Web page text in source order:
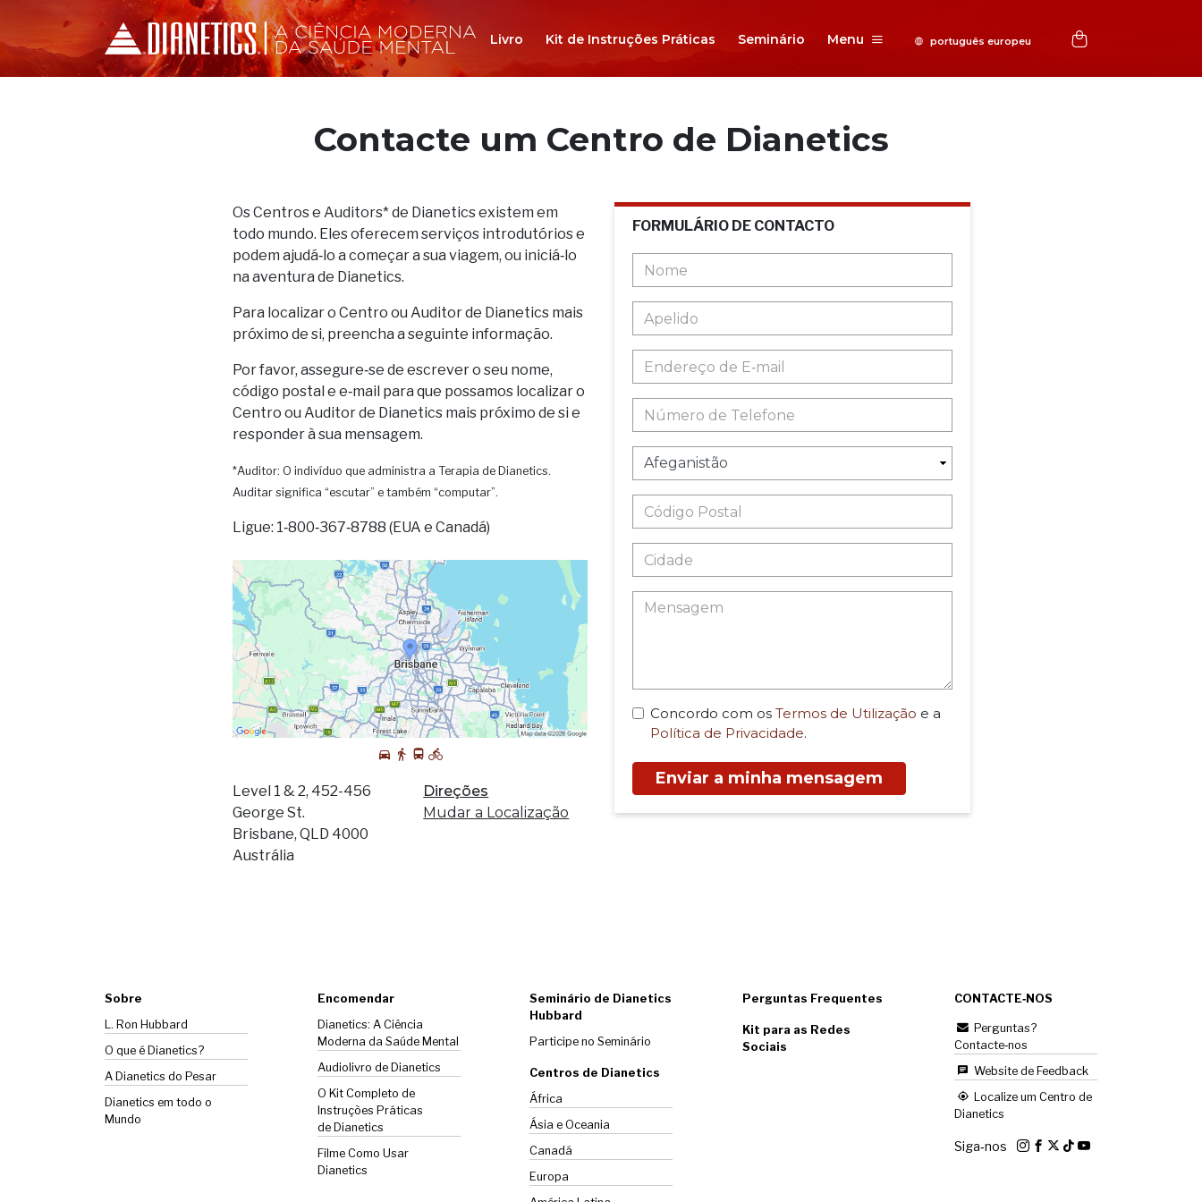
Livro Kit de Instruções Práticas Seminário Menu
Contacte um Centro de Dianetics
Os Centros e Auditors* de Dianetics existem em
todo mundo. Eles oferecem serviços introdutórios e
podem ajudá‑lo a começar a sua viagem, ou iniciá‑lo
na aventura de Dianetics.
Para localizar o Centro ou Auditor de Dianetics mais
próximo de si, preencha a seguinte informação.
Por favor, assegure‑se de escrever o seu nome,
código postal e e‑mail para que possamos localizar o
Centro ou Auditor de Dianetics mais próximo de si e
responder à sua mensagem.
*Auditor: O indivíduo que administra a Terapia de Dianetics.
Auditar significa “escutar” e também “computar”.
Ligue: 1‑800‑367‑8788 (EUA e Canadá)
Level 1 & 2, 452-456
George St.
Brisbane, QLD 4000
Austrália
Direções
Mudar a Localização
FORMULÁRIO DE CONTACTO
Concordo com os Termos de Utilização e a
Política de Privacidade.
Enviar a minha mensagem
Sobre
L. Ron Hubbard
O que é Dianetics?
A Dianetics do Pesar
Dianetics em todo o
Mundo
Encomendar
Dianetics: A Ciência
Moderna da Saúde Mental
Audiolivro de Dianetics
O Kit Completo de
Instruções Práticas
de Dianetics
Filme Como Usar
Dianetics
Seminário de Dianetics
Hubbard
Participe no Seminário
Centros de Dianetics
África
Ásia e Oceania
Canadá
Europa
Perguntas Frequentes
Kit para as Redes
Sociais
CONTACTE‑NOS
Perguntas?
Contacte‑nos
Website de Feedback
Localize um Centro de
Dianetics
Siga‑nos